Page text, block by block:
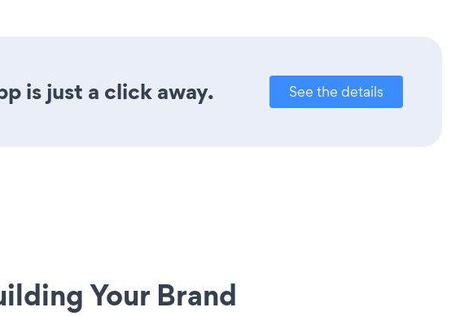
is just a click away. See the details
Your Brand